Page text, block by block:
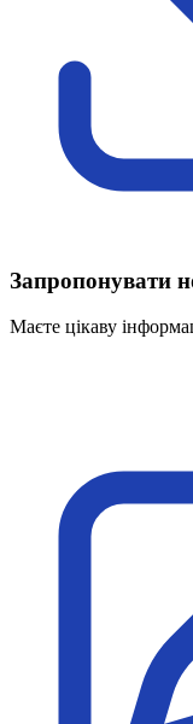
Дитяча
Новини
Ресурс для
Медична
Конвенція
Декларації
Запропонувати
Маєте цікаву